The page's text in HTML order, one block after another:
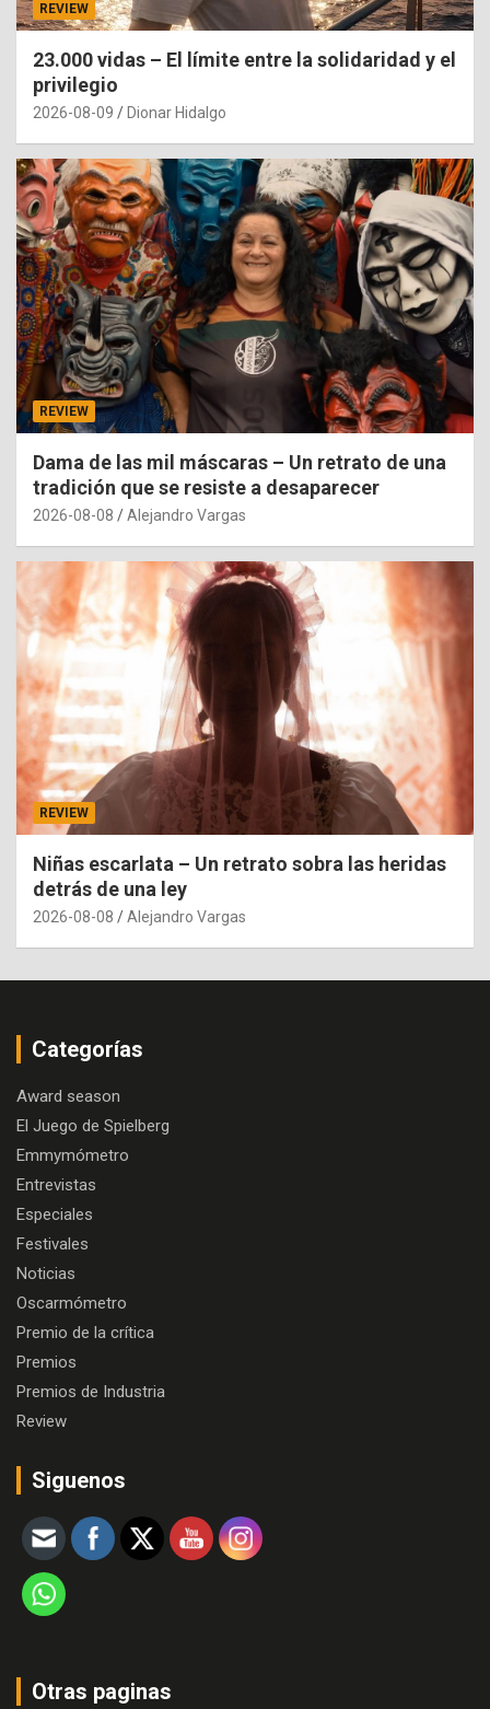
REVIEW
23.000 vidas – El límite entre la solidaridad y el
privilegio
2026-08-09 Dionar Hidalgo
REVIEW
Dama de las mil máscaras – Un retrato de una
tradición que se resiste a desaparecer
2026-08-08 Alejandro Vargas
REVIEW
Niñas escarlata – Un retrato sobra las heridas
detrás de una ley
2026-08-08 Alejandro Vargas
Categorías
Award season
El Juego de Spielberg
Emmymómetro
Entrevistas
Especiales
Festivales
Noticias
Oscarmómetro
Premio de la crítica
Premios
Premios de Industria
Review
Siguenos
Otras paginas